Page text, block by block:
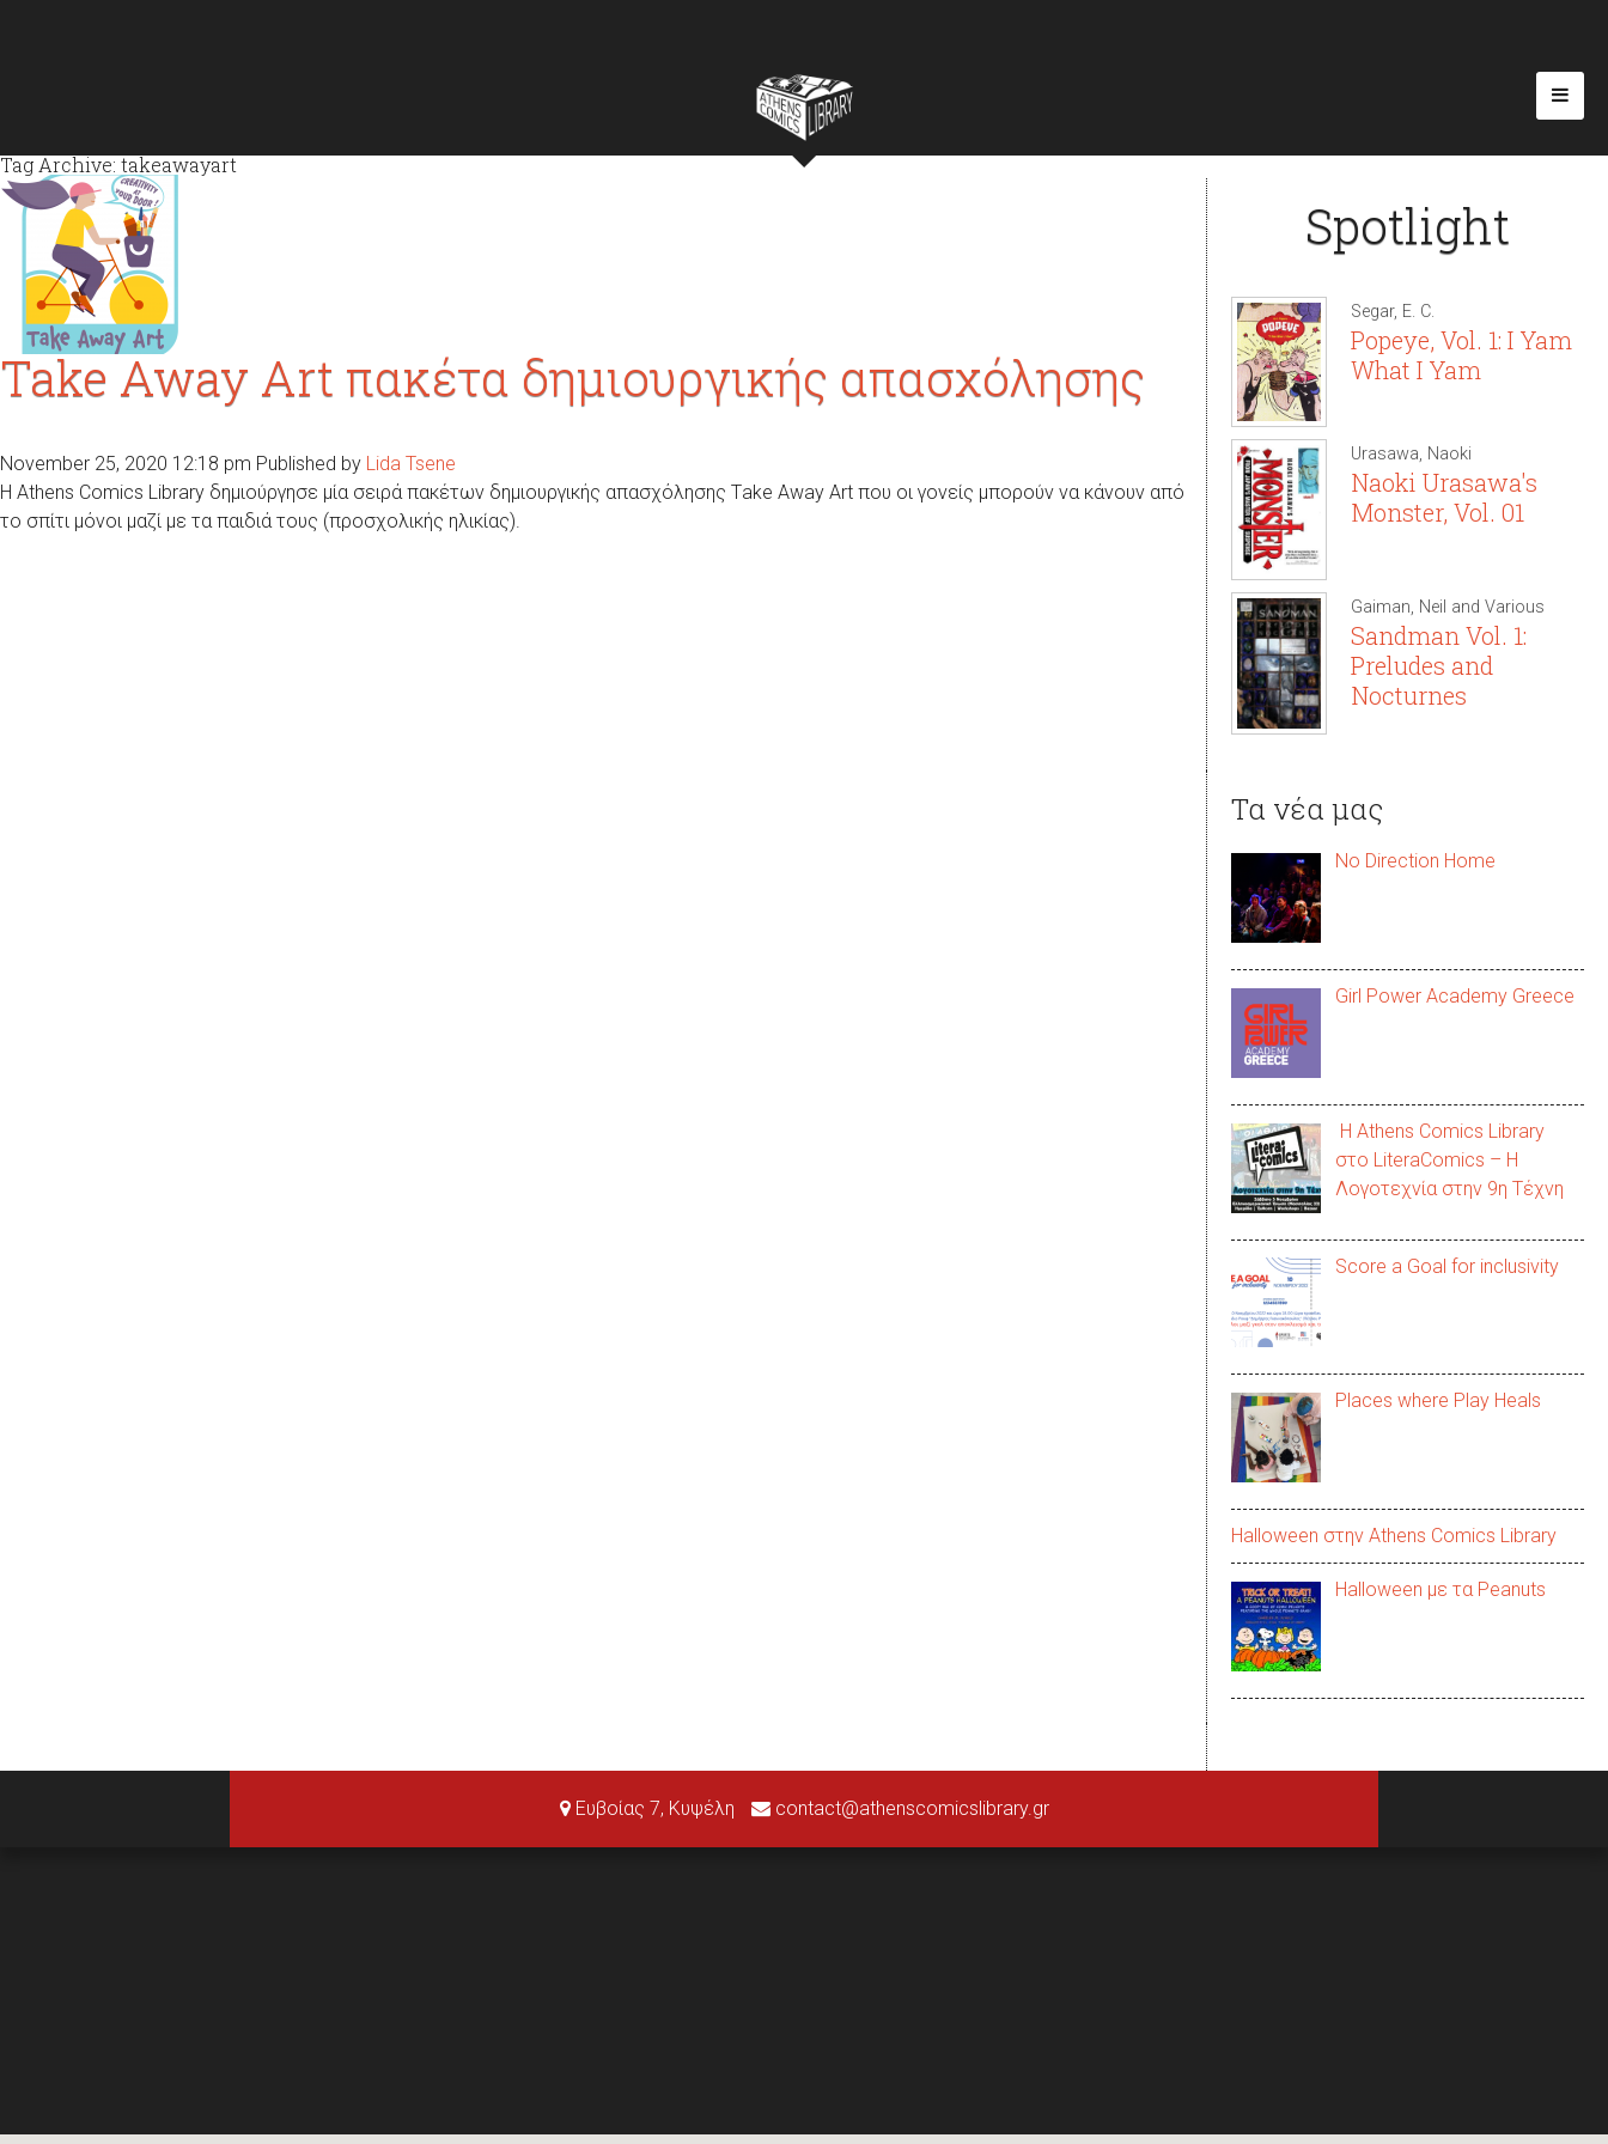
Tag Archive: takeawayart
Take Away Art πακέτα δημιουργικής απασχόλησης
November 25, 2020 12:18 pm Published by Lida Tsene
Η Athens Comics Library δημιούργησε μία σειρά πακέτων δημιουργικής απασχόλησης Τake Away Art που οι γονείς μπορούν να κάνουν από
το σπίτι μόνοι μαζί με τα παιδιά τους (προσχολικής ηλικίας).
Spotlight
Segar, E. C.
Popeye, Vol. 1: I Yam
What I Yam
Urasawa, Naoki
Naoki Urasawa's
Monster, Vol. 01
Gaiman, Neil and Various
Sandman Vol. 1:
Preludes and
Nocturnes
Τα νέα μας
No Direction Home
Girl Power Academy Greece
Η Athens Comics Library
στο LiteraComics – Η
Λογοτεχνία στην 9η Τέχνη
Score a Goal for inclusivity
Places where Play Heals
Halloween στην Αthens Comics Library
Halloween με τα Peanuts
Ευβοίας 7, Κυψέλη contact@athenscomicslibrary.gr